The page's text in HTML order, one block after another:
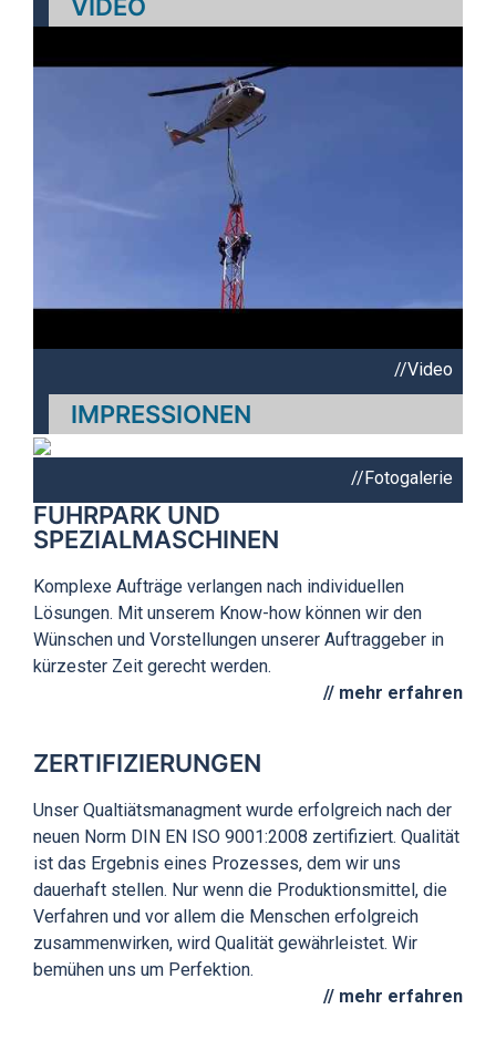
VIDEO
//Video
IMPRESSIONEN
//Fotogalerie
FUHRPARK UND
SPEZIALMASCHINEN
Komplexe Aufträge verlangen nach individuellen
Lösungen. Mit unserem Know-how können wir den
Wünschen und Vorstellungen unserer Auftraggeber in
kürzester Zeit gerecht werden.
// mehr erfahren
ZERTIFIZIERUNGEN
Unser Qualtiätsmanagment wurde erfolgreich nach der
neuen Norm DIN EN ISO 9001:2008 zertifiziert. Qualität
ist das Ergebnis eines Prozesses, dem wir uns
dauerhaft stellen. Nur wenn die Produktionsmittel, die
Verfahren und vor allem die Menschen erfolgreich
zusammenwirken, wird Qualität gewährleistet. Wir
bemühen uns um Perfektion.
// mehr erfahren